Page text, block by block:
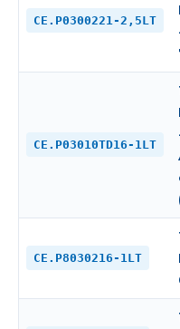
CE.P0300221-2,5LT
CE.P03010TD16-1LT
CE.P8030216-1LT